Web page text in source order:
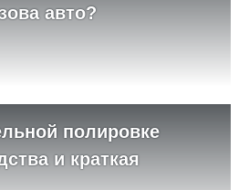
авто?
полировке
и краткая